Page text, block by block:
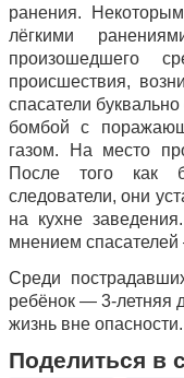
ранения.
лёгкими
произошедшего
происшествия,
спасатели
бомбой с
газом. На место
После того как
следователи, они
на кухне
мнением спасателей
Среди
ребёнок — 3-летняя
жизнь вне опасности.
Поделиться в